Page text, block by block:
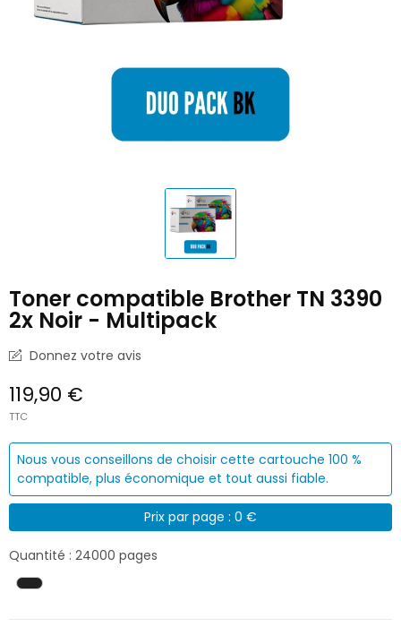
Toner compatible Brother TN 3390
2x Noir - Multipack
Donnez votre avis
119,90 €
TTC
Nous vous conseillons de choisir cette cartouche 100 %
compatible, plus économique et tout aussi fiable.
Prix par page : 0 €
Quantité : 24000 pages